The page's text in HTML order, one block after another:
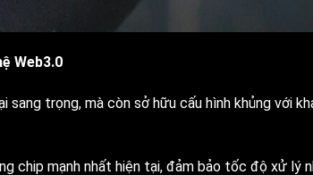
Web3.0
trọng, mà còn sở hữu cấu hình khủng với
chip mạnh nhất hiện tại, đảm bảo tốc độ xử lý